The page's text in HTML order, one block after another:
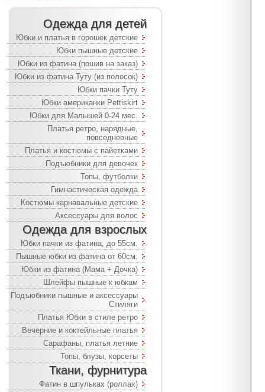
Одежда для детей
Юбки и платья в горошек детские
Юбки пышные детские
Юбки из фатина (пошив на заказ)
Юбки из фатина Туту (из полосок)
Юбки пачки Туту
Юбки американки Pettiskirt
Юбки для Малышей 0-24 мес.
Платья ретро, нарядные,
повседневные
Платья и костюмы с пайетками
Подъюбники для девочек
Топы, футболки
Гимнастическая одежда
Костюмы карнавальные детские
Аксессуары для волос
Одежда для взрослых
Юбки пачки из фатина, до 55см.
Пышные юбки из фатина от 60см.
Юбки из фатина (Мама + Дочка)
Шлейфы пышные к юбкам
Подъюбники пышные и аксессуары
Стиляги
Платья Юбки в стиле ретро
Вечерние и коктейльные платья
Сарафаны, платья летние
Топы, блузы, корсеты
Ткани, фурнитура
Фатин в шпульках (роллах)